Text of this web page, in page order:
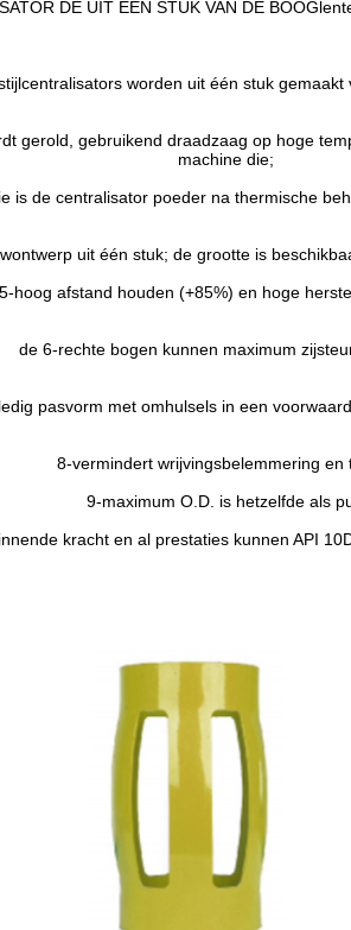
DE UIT ÉÉN STUK VAN DE
worden uit één stuk gemaakt
gerold, gebruikend draadzaag op hoge
machine die;
is de centralisator poeder na thermische
uit één stuk; de grootte is
5-hoog afstand houden (+85%) en hoge
de 6-rechte bogen kunnen maximum
pasvorm met omhulsels in een
8-vermindert wrijvingsbelemmering en
9-maximum O.D. is hetzelfde als
kracht en al prestaties kunnen API